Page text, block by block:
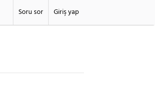
Giriş yap
Soru sor